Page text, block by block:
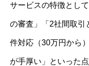
サービスの特徴とし
の審査」「2社間取引
件対応（30万円から
が手厚い」といった